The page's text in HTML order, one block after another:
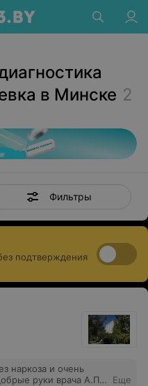
в Минске 2
Фильтры
подтверждения
наркоза и очень
руки врача А.П.и
Еще